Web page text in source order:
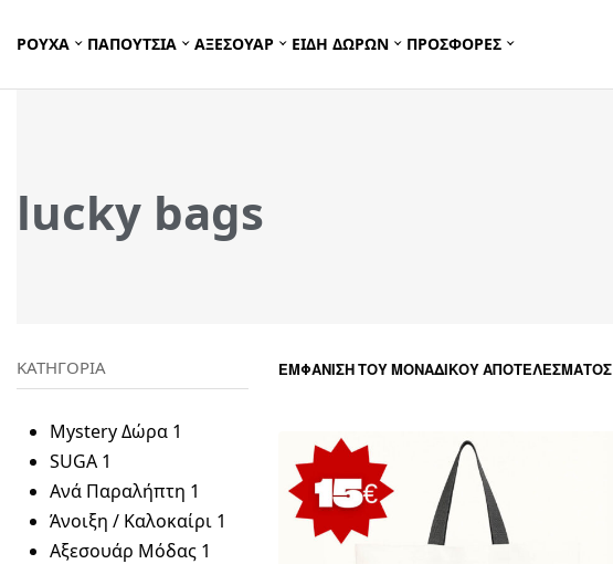
ΡΟΥΧΑ ΠΑΠΟΥΤΣΙΑ ΑΞΕΣΟΥΑΡ ΕΙΔΗ ΔΩΡΩΝ ΠΡΟΣΦΟΡΕΣ
lucky bags
ΚΑΤΗΓΟΡΙΑ
Mystery Δώρα 1
SUGA 1
Ανά Παραλήπτη 1
Άνοιξη / Καλοκαίρι 1
Αξεσουάρ Μόδας 1
ΕΜΦΆΝΙΣΗ ΤΟΥ ΜΟΝΑΔΙΚΟΎ ΑΠΟΤΕΛΈΣΜΑΤΟΣ